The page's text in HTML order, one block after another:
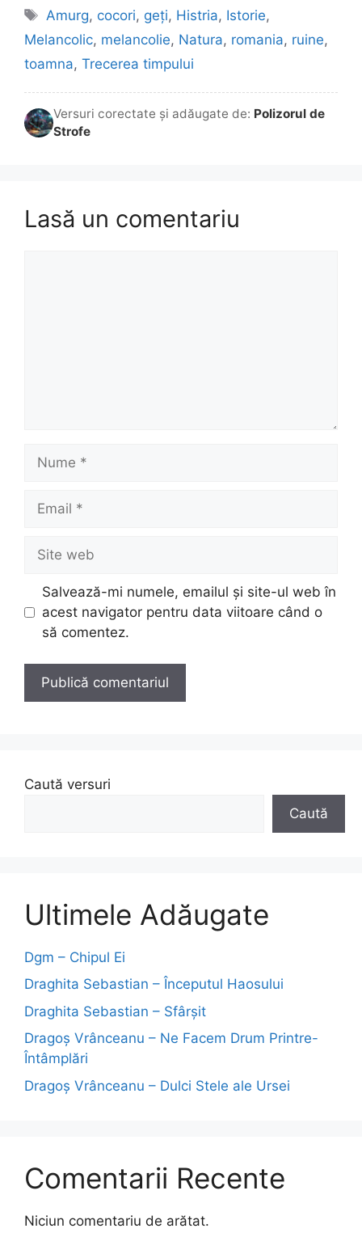
Etichete
Amurg, cocori, geți, Histria, Istorie,
Melancolic, melancolie, Natura, romania, ruine,
toamna, Trecerea timpului
Versuri corectate și adăugate de: Polizorul de
Strofe
Lasă un comentariu
Nume
Email
Site
web
Salvează-mi numele, emailul și site-ul web în
acest navigator pentru data viitoare când o
să comentez.
Caută versuri
Caută
Ultimele Adăugate
Dgm – Chipul Ei
Draghita Sebastian – Începutul Haosului
Draghita Sebastian – Sfârșit
Dragoş Vrânceanu – Ne Facem Drum Printre-
Întâmplări
Dragoş Vrânceanu – Dulci Stele ale Ursei
Comentarii Recente
Niciun comentariu de arătat.